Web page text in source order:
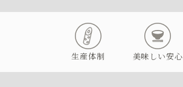
生産体制 美味しい安心